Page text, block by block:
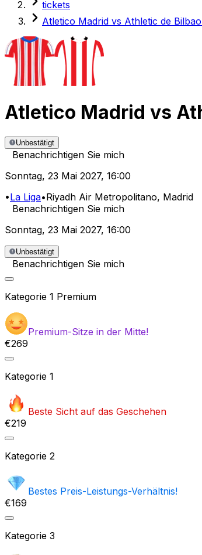
tickets
Atletico Madrid vs Athletic de
Atletico Madrid vs
Unbestätigt
Benachrichtigen Sie mich
Sonntag, 23 Mai 2027, 16:00
•La Liga•Riyadh Air Metropolitano, Madrid
Benachrichtigen Sie mich
Sonntag, 23 Mai 2027, 16:00
Unbestätigt
Benachrichtigen Sie mich
Kategorie 1 Premium
Premium-Sitze in der Mitte!
€269
Kategorie 1
Beste Sicht auf das Geschehen
€219
Kategorie 2
Bestes Preis-Leistungs-Verhältnis!
€169
Kategorie 3